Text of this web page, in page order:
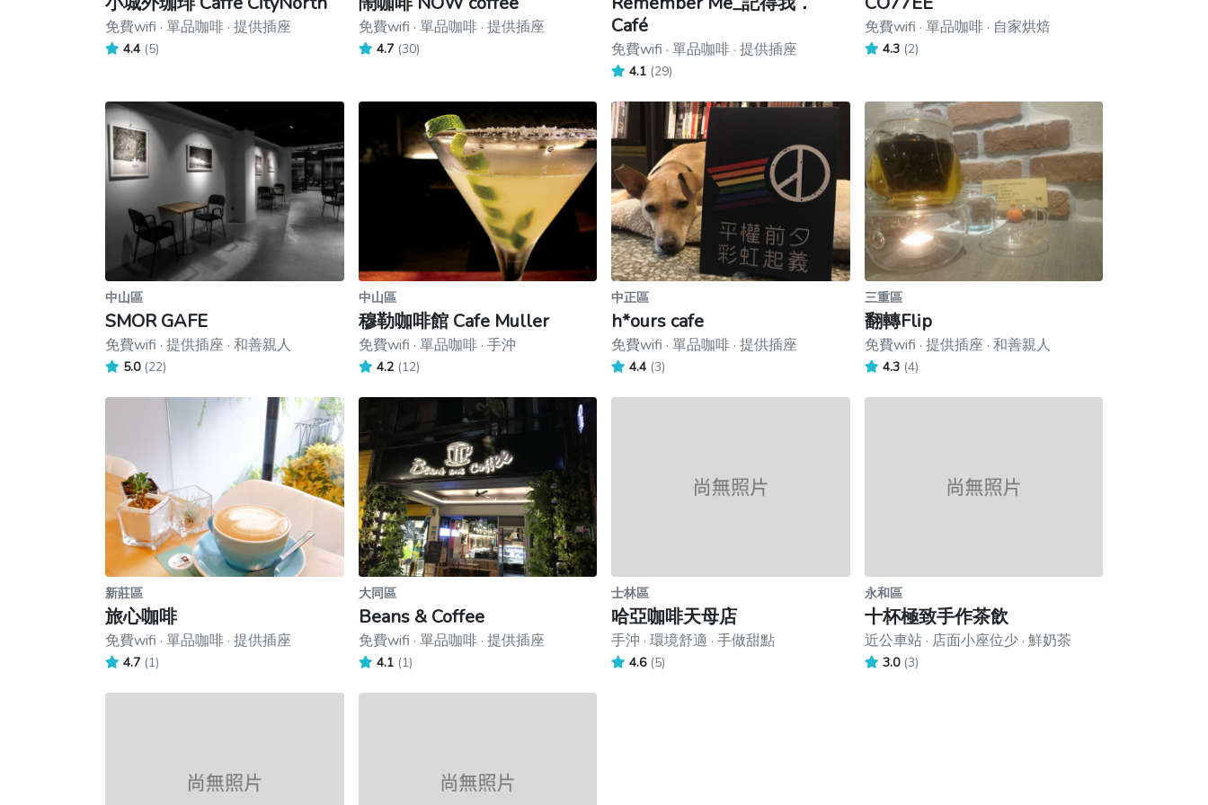
免費wifi · 單品咖啡 · 提供插座
4.4 (5)
免費wifi · 單品咖啡 · 提供插座
4.7 (30)
Café
免費wifi · 單品咖啡 · 提供插座
4.1 (29)
免費wifi · 單品咖啡 · 自家烘焙
4.3 (2)
中山區
SMOR GAFE
免費wifi · 提供插座 · 和善親人
5.0 (22)
中山區
穆勒咖啡館 Cafe Muller
免費wifi · 單品咖啡 · 手沖
4.2 (12)
中正區
h*ours cafe
免費wifi · 單品咖啡 · 提供插座
4.4 (3)
三重區
翻轉Flip
免費wifi · 提供插座 · 和善親人
4.3 (4)
新莊區
旅心咖啡
免費wifi · 單品咖啡 · 提供插座
4.7 (1)
大同區
Beans & Coffee
免費wifi · 單品咖啡 · 提供插座
4.1 (1)
士林區
哈亞咖啡天母店
手沖 · 環境舒適 · 手做甜點
4.6 (5)
永和區
十杯極致手作茶飲
近公車站 · 店面小座位少 · 鮮奶茶
3.0 (3)